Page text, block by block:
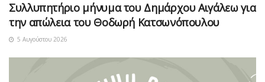
Συλλυπητήριο μήνυμα του Δημάρχου Αιγάλεω για
την απώλεια του Θοδωρή Κατσωνόπουλου
5 Αυγούστου 2026